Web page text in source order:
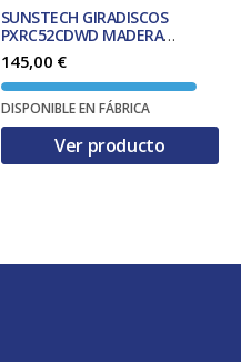
SUNSTECH GIRADISCOS
PXRC52CDWD MADERA
BT/K7/CD/RADIO
145,00 €
DISPONIBLE EN FÁBRICA
Ver producto